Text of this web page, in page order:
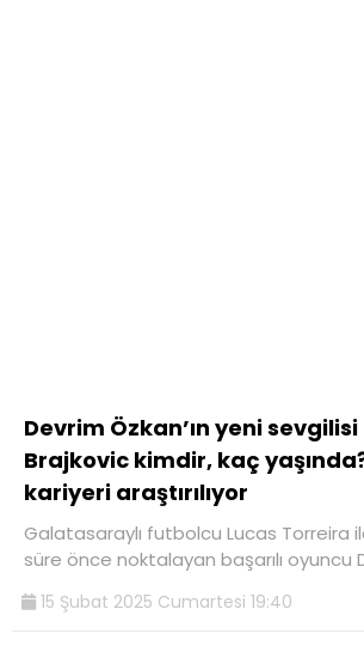
Devrim Özkan’ın yeni sevgilisi
Brajkovic kimdir, kaç
kariyeri araştırılıyor
Galatasaraylı futbolcu Lucas Torreira
süre önce noktalayan başarılı oyuncu
15 Şubat 2025 Cumartesi 19:40